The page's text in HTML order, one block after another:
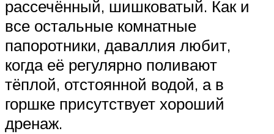
рассечённый, шишковатый. Как и
все остальные комнатные
папоротники, даваллия любит,
когда её регулярно поливают
тёплой, отстоянной водой, а в
горшке присутствует хороший
дренаж.